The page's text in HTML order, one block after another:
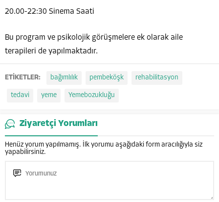
20.00-22:30 Sinema Saati
Bu program ve psikolojik görüşmelere ek olarak aile
terapileri de yapılmaktadır.
ETİKETLER: bağımlılık pembeköşk rehabilitasyon
tedavi yeme Yemebozukluğu
Ziyaretçi Yorumları
Henüz yorum yapılmamış. İlk yorumu aşağıdaki form aracılığıyla siz
yapabilirsiniz.